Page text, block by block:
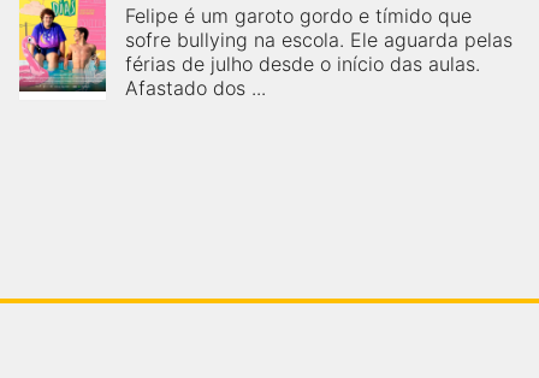
Felipe é um garoto gordo e tímido que
sofre bullying na escola. Ele aguarda pelas
férias de julho desde o início das aulas.
Afastado dos ...